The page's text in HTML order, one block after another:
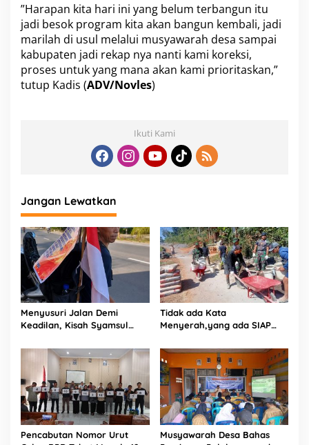
”Harapan kita hari ini yang belum terbangun itu
jadi besok program kita akan bangun kembali, jadi
marilah di usul melalui musyawarah desa sampai
kabupaten jadi rekap nya nanti kami koreksi,
proses untuk yang mana akan kami prioritaskan,”
tutup Kadis (ADV/Novles)
Ikuti Kami
Jangan Lewatkan
Menyusuri Jalan Demi
Keadilan, Kisah Syamsul
Warisan Orang Tuanya
Tidak ada Kata
Menyerah,yang ada SIAP
Pencabutan Nomor Urut
Musyawarah Desa Bahas